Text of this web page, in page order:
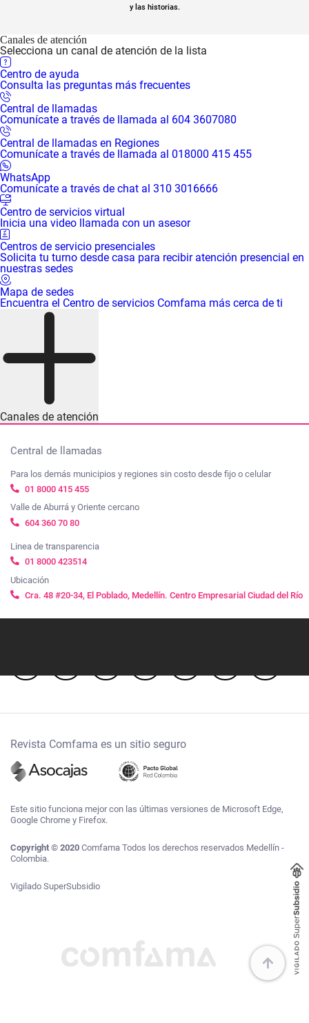
y las historias.
Canales de atención
Selecciona un canal de atención de la lista
Centro de ayuda
Consulta las preguntas más frecuentes
Central de llamadas
Comunícate a través de llamada al 604 3607080
Central de llamadas en Regiones
Comunícate a través de llamada al 018000 415 455
WhatsApp
Comunícate a través de chat al 310 3016666
Centro de servicios virtual
Inicia una video llamada con un asesor
Centros de servicio presenciales
Solicita tu turno desde casa para recibir atención presencial en
nuestras sedes
Mapa de sedes
Encuentra el Centro de servicios Comfama más cerca de ti
Canales de atención
Central de llamadas
Para los demás municipios y regiones sin costo desde fijo o celular
01 8000 415 455
Valle de Aburrá y Oriente cercano
604 360 70 80
Linea de transparencia
01 8000 423514
Ubicación
Cra. 48 #20-34, El Poblado, Medellín. Centro Empresarial Ciudad del Río
Revista Comfama es un sitio seguro
Este sitio funciona mejor con las últimas versiones de Microsoft Edge,
Google Chrome y Firefox.
Copyright © 2020 Comfama Todos los derechos reservados Medellín -
Colombia.
Vigilado SuperSubsidio